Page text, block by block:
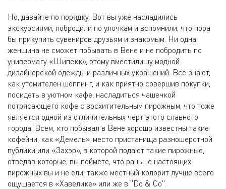
Но, давайте по порядку. Вот вы уже насладились
экскурсиями, побродили по улочкам и вспомнили, что пора
бы прикупить сувениров друзьям и знакомым. Ни одна
женщина не сможет побывать в Вене и не побродить по
универмагу «Шипекк», этому вместилищу модной
дизайнерской одежды и различных украшений. Все знают,
как утомителен шоппинг, и как приятно совершив покупки,
посидеть в уютном кафе, насладиться чашечкой
потрясающего кофе с восхитительным пирожным, что тоже
является одной из отличительных черт этого славного
города. Всем, кто побывал в Вене хорошо известны такие
кофейни, как «Демель», место пристанища разношерстной
публики или «Захэр», в которой подают такие пирожные,
отведав которые, вы поймете, что раньше настоящих
пирожных вы и не ели, также местный колорит лучше всего
ощущается в «Хавелике» или же в "Do & Co".